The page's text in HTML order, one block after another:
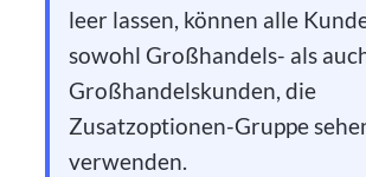
leer lassen, können alle
sowohl Großhandels- als
Großhandelskunden, die
Zusatzoptionen-Gruppe
verwenden.